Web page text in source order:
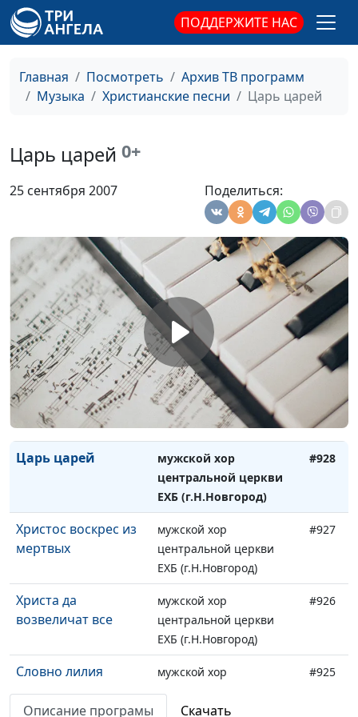
ПОДДЕРЖИТЕ НАС
Главная Посмотреть
Архив ТВ программ
Музыка
Христианские песни Царь царей
Царь царей 0+
25 сентября 2007 Поделиться:
Возможно ли Группа "Глина" #942
леса...
Свят
камерный хор ЗДА #935
Во Царствии Твоем камерный хор ЗДА #934
Sanctus камерный хор ЗДА #933
Верую камерный хор ЗДА #932
Gloria камерный хор ЗДА #930
Шестопсалмие
мужской хор
центральной церкви
ЕХБ (г.Н.Новгород)
Царь царей
мужской хор
центральной церкви
ЕХБ (г.Н.Новгород)
#928
Христос воскрес из
мертвых
мужской хор
центральной церкви
ЕХБ (г.Н.Новгород)
#927
Христа да
возвеличат все
мужской хор
центральной церкви
ЕХБ (г.Н.Новгород)
#926
Словно лилия
степная
мужской хор
центральной церкви
ЕХБ (г.Н.Новгород)
#925
Описание програмы Скачать